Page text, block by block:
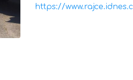
https://